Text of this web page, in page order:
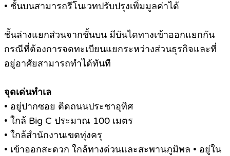
• ชั้นบนสามารถรีโนเวทปรับปรุงเพิ่มมูลค่าได้
ชั้นล่างแยกส่วนจากชั้นบน มีบันไดทางเข้าออกแยกกัน
กรณีที่ต้องการจดทะเบียนแยกระหว่างส่วนธุรกิจและที่
อยู่อาศัยสามารถทำได้ทันที
จุดเด่นทำเล
• อยู่ปากซอย ติดถนนประชาอุทิศ
• ใกล้ Big C ประมาณ 100 เมตร
• ใกล้สำนักงานเขตทุ่งครุ
• เข้าออกสะดวก ใกล้ทางด่วนและสะพานภูมิพล • อยู่ใน